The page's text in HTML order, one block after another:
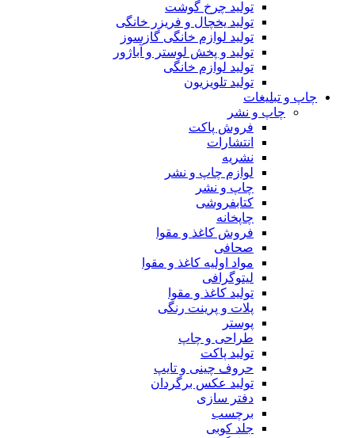
تولید چرخ گوشت
تولید یخچال و فریزر خانگی
تولید لوازم خانگی گازسوز
تولید و پخش لوستر و آباژور
تولید لوازم خانگی
تولید تلویزیون
چاپ و تبلیغات
چاپ و نشر
فروش پاکت
انتشارات
نشریه
لوازم چاپ و نشر
چاپ و نشر
کتابفروشی
چاپخانه
فروش کاغذ و مقوا
صحافی
مواد اولیه کاغذ و مقوا
لیتوگرافی
تولید کاغذ و مقوا
پلات و پرینت رنگی
پوستر
طراحی و چاپ
تولید پاکت
حروف چینی و تایپ
تولید عکس برگردان
دفتر سازی
برچسب
جلد کوبی